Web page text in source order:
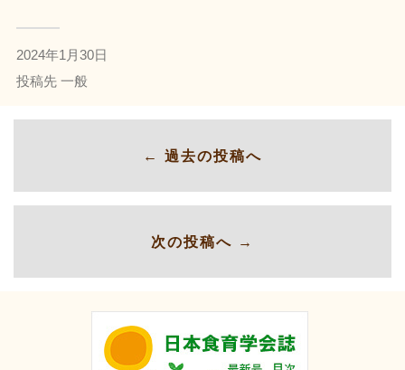
2024年1月30日
投稿先 一般
← 過去の投稿へ
次の投稿へ →